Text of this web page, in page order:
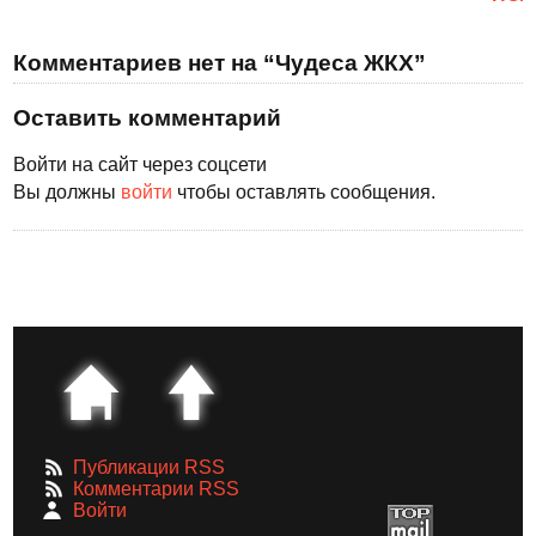
Комментариев нет на “Чудеса ЖКХ”
Оставить комментарий
Войти на сайт через соцсети
Вы должны войти чтобы оставлять сообщения.
Публикации RSS
Комментарии RSS
Войти